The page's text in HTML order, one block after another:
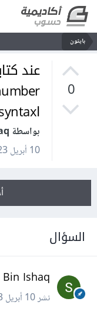
بايثون
0
اSyntaxError: invalid syntax
بواسطة Saleh Bin Ishaq
10 أبريل 2023
السؤال
Bin Ishaq
نشر10 أبريل 2023